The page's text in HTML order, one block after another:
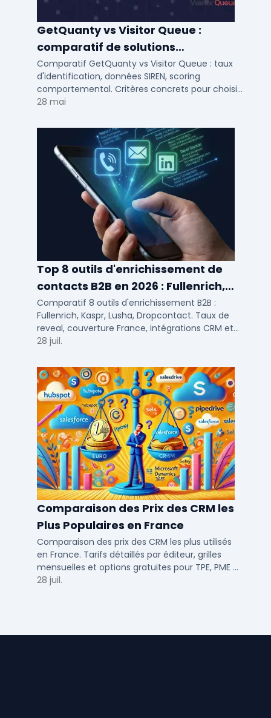
GetQuanty vs Visitor Queue :
comparatif de solutions
d'identification visiteurs B2B
Comparatif GetQuanty vs Visitor Queue : taux
d'identification, données SIREN, scoring
comportemental. Critères concrets pour choisir
votre solution de lead generation B2B en PME et
28 mai
Top 8 outils d'enrichissement de
contacts B2B en 2026 : Fullenrich,
Kaspr, Lusha...
Comparatif 8 outils d'enrichissement B2B :
Fullenrich, Kaspr, Lusha, Dropcontact. Taux de
reveal, couverture France, intégrations CRM et
tarifs testés pour SDR et commerciaux PME/ETI.
28 juil.
Comparaison des Prix des CRM les
Plus Populaires en France
Comparaison des prix des CRM les plus utilisés
en France. Tarifs détaillés par éditeur, grilles
mensuelles et options gratuites pour TPE, PME et
ETI.
28 juil.